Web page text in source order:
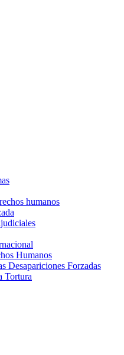
humanos
Humanos​
Desapariciones Forzadas
Tortura​